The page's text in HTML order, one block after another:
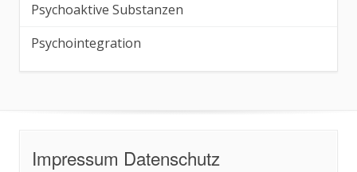
Psychoaktive Substanzen
Psychointegration
Impressum Datenschutz